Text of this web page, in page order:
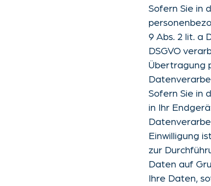
Sofern Sie in
9 Abs. 2 lit. a
DSGVO
Übertragung
Sofern Sie in
in Ihr
Einwilligung
zur
Daten auf
Ihre Daten,